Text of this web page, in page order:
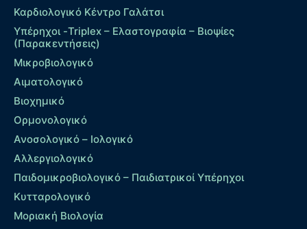
Καρδιολογικό Κέντρο Γαλάτσι
Υπέρηχοι -Triplex – Eλαστογραφία – Βιοψίες
(Παρακεντήσεις)
Μικροβιολογικό
Αιματολογικό
Βιοχημικό
Ορμονολογικό
Ανοσολογικό – Ιολογικό
Αλλεργιολογικό
Παιδομικροβιολογικό – Παιδιατρικοί Υπέρηχοι
Κυτταρολογικό
Μοριακή Βιολογία